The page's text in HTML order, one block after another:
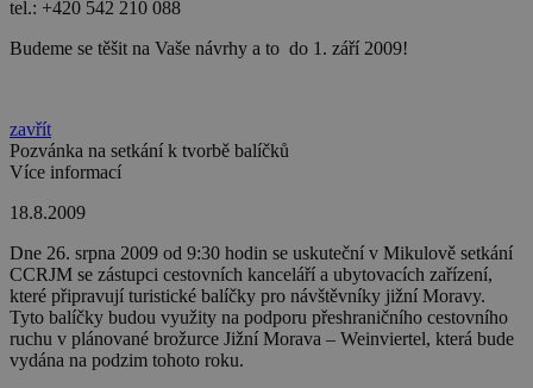
tel.: +420 542 210 088
Budeme se těšit na Vaše návrhy a to do 1. září 2009!
zavřít
Pozvánka na setkání k tvorbě balíčků
Více informací
18.8.2009
Dne 26. srpna 2009 od 9:30 hodin se uskuteční v Mikulově setkání
CCRJM se zástupci cestovních kanceláří a ubytovacích zařízení,
které připravují turistické balíčky pro návštěvníky jižní Moravy.
Tyto balíčky budou využity na podporu přeshraničního cestovního
ruchu v plánované brožurce Jižní Morava – Weinviertel, která bude
vydána na podzim tohoto roku.